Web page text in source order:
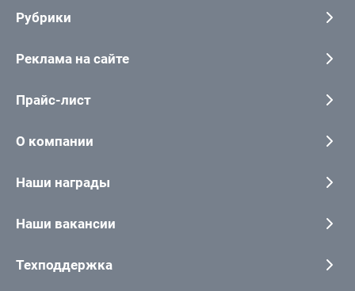
Рубрики
Реклама на сайте
Прайс-лист
О компании
Наши награды
Наши вакансии
Техподдержка